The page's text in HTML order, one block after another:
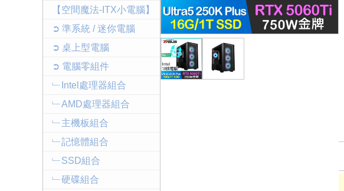
【空間魔法-ITX小電腦】
➲ 準系統 / 迷你電腦
➲ 桌上型電腦
➲ 電腦零組件
﹂Intel處理器組合
﹂AMD處理器組合
﹂主機板組合
﹂記憶體組合
﹂SSD組合
﹂硬碟組合